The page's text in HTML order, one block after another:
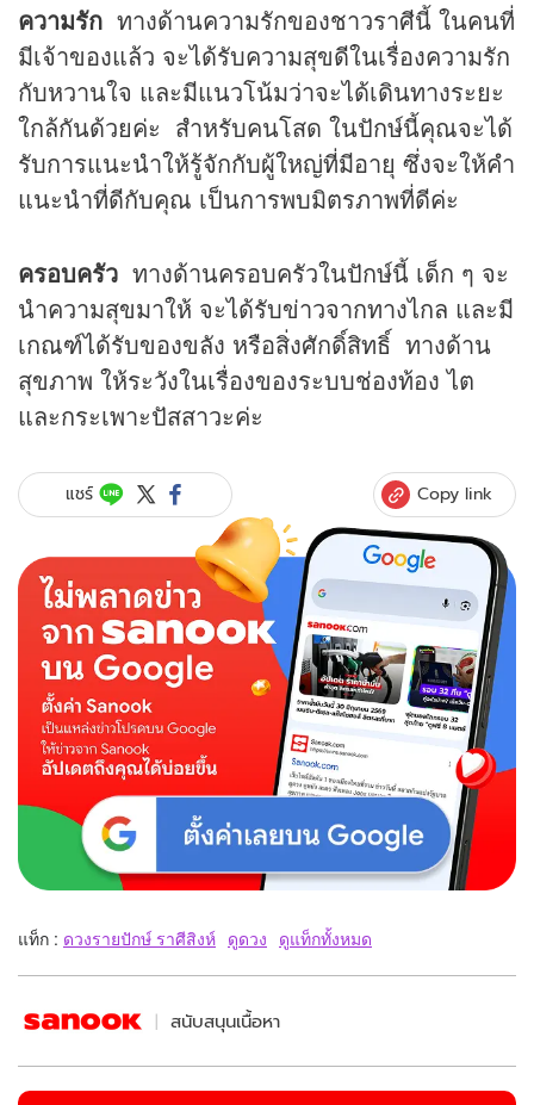
ความรัก ทางด้านความรักของชาวราศีนี้ ในคนที่
มีเจ้าของแล้ว จะได้รับความสุขดีในเรื่องความรัก
กับหวานใจ และมีแนวโน้มว่าจะได้เดินทางระยะ
ใกล้กันด้วยค่ะ สำหรับคนโสด ในปักษ์นี้คุณจะได้
รับการแนะนำให้รู้จักกับผู้ใหญ่ที่มีอายุ ซึ่งจะให้คำ
แนะนำที่ดีกับคุณ เป็นการพบมิตรภาพที่ดีค่ะ
ครอบครัว ทางด้านครอบครัวในปักษ์นี้ เด็ก ๆ จะ
นำความสุขมาให้ จะได้รับข่าวจากทางไกล และมี
เกณฑ์ได้รับของขลัง หรือสิ่งศักดิ์สิทธิ์ ทางด้าน
สุขภาพ ให้ระวังในเรื่องของระบบช่องท้อง ไต
และกระเพาะปัสสาวะค่ะ
แชร์ Copy link
แท็ก : ดวงรายปักษ์ ราศีสิงห์ ดูดวง ดูแท็กทั้งหมด
สนับสนุนเนื้อหา